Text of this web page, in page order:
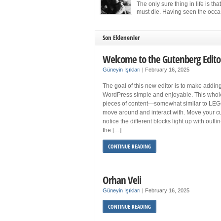
and still feel fatigued when your […]
The only sure thing in life is that
must die. Having seen the
the Cuban Revolution would succumb to that
Son Eklenenler
Welcome to the Gutenberg
Güneyin Işıkları February 16, 2025
The goal of this new editor is to make
WordPress simple and enjoyable. This
pieces of content—somewhat similar to
move around and interact with. Move your
notice the different blocks light up with
the […]
CONTINUE READING
Orhan Veli
Güneyin Işıkları February 16, 2025
CONTINUE READING